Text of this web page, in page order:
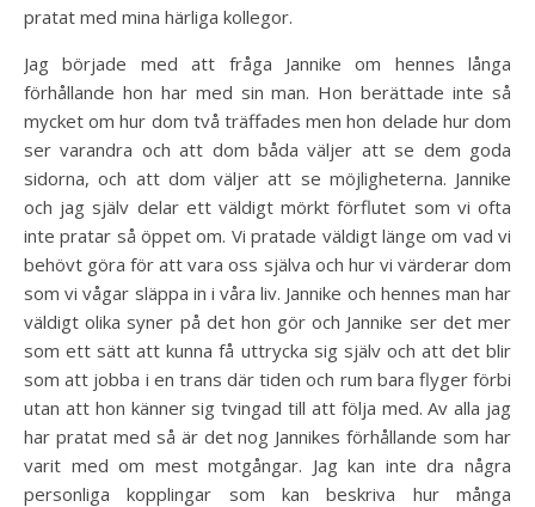
pratat med mina härliga kollegor.
Jag började med att fråga Jannike om hennes långa
förhållande hon har med sin man. Hon berättade inte så
mycket om hur dom två träffades men hon delade hur dom
ser varandra och att dom båda väljer att se dem goda
sidorna, och att dom väljer att se möjligheterna. Jannike
och jag själv delar ett väldigt mörkt förflutet som vi ofta
inte pratar så öppet om. Vi pratade väldigt länge om vad vi
behövt göra för att vara oss själva och hur vi värderar dom
som vi vågar släppa in i våra liv. Jannike och hennes man har
väldigt olika syner på det hon gör och Jannike ser det mer
som ett sätt att kunna få uttrycka sig själv och att det blir
som att jobba i en trans där tiden och rum bara flyger förbi
utan att hon känner sig tvingad till att följa med. Av alla jag
har pratat med så är det nog Jannikes förhållande som har
varit med om mest motgångar. Jag kan inte dra några
personliga kopplingar som kan beskriva hur många